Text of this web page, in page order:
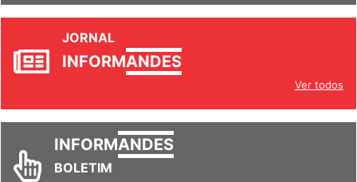
JORNAL
INFORMANDES
Ver todos
INFORMANDES
BOLETIM